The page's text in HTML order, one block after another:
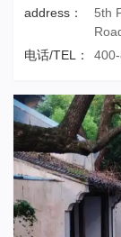
address：
5th
电话/TEL：